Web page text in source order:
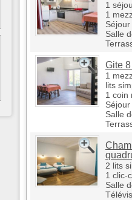
1
1
Salle
Gite
1
lits
1 coin
Salle
2 lits
1 clic-
Salle